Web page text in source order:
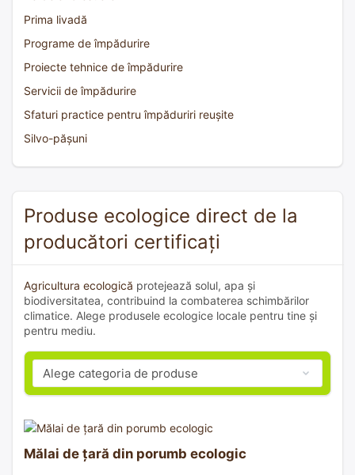
Prima livadă
Programe de împădurire
Proiecte tehnice de împădurire
Servicii de împădurire
Sfaturi practice pentru împăduriri reușite
Silvo-pășuni
Produse ecologice direct de la
producători certificați
Agricultura ecologică protejează solul, apa și
biodiversitatea, contribuind la combaterea schimbărilor
climatice. Alege produsele ecologice locale pentru tine și
pentru mediu.
Mălai de țară din porumb ecologic